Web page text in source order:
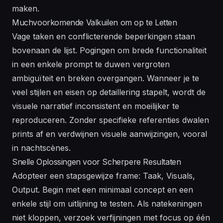
maken.
Muchvoorkomende Valkuilen om op te Letten
Vage taken en conflicterende beperkingen staan
bovenaan de lijst. Pogingen om brede functionaliteit
in een enkele prompt te duwen vergroten
ambiguïteit en breken overgangen. Wanneer je te
veel stijlen en eisen op detaillering stapelt, wordt de
visuele narratief inconsistent en moeilijker te
reproduceren. Zonder specifieke referenties dwalen
prints af en verdwijnen visuele aanwijzingen, vooral
in nachtscènes.
Snelle Oplossingen voor Scherpere Resultaten
Adopteer een stapsgewijze frame: Taak, Visuals,
Output. Begin met een minimaal concept en een
enkele stijl om uitlijning te testen. Als natekeningen
niet kloppen, verzoek verfijningen met focus op één